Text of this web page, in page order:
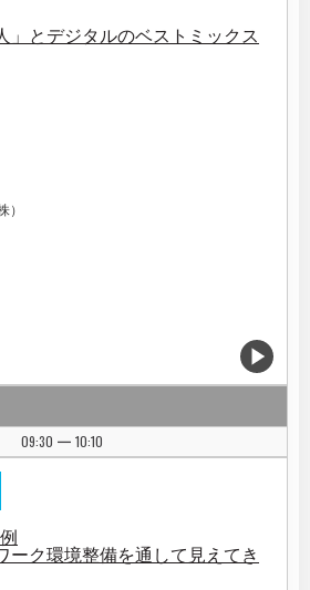
」とデジタルのベストミックス
）
09:30
| 10:10
ーク環境整備を通して見えてき